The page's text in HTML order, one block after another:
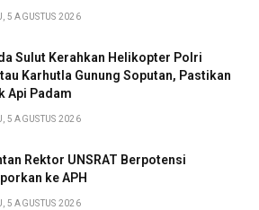
5 AGUSTUS 2026
Sulut Kerahkan Helikopter Polri
Karhutla Gunung Soputan, Pastikan
Api Padam
5 AGUSTUS 2026
Rektor UNSRAT Berpotensi
ke APH
5 AGUSTUS 2026